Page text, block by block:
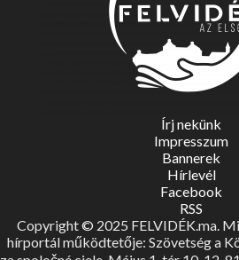
Írj nekünk
Impresszum
Bannerek
Hírlevél
Facebook
RSS
Copyright © 2025 FELVIDÉK.ma.
hírportál működtetője: Szövetség a